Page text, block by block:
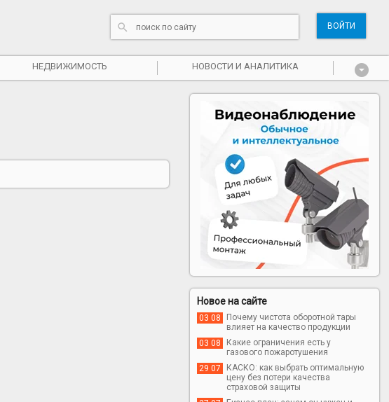
ВОЙТИ
НЕДВИЖИМОСТЬ НОВОСТИ И АНАЛИТИКА
Новое на сайте
03 08
Почему чистота оборотной тары
влияет на качество продукции
03 08
Какие ограничения есть у
газового пожаротушения
29 07
КАСКО: как выбрать оптимальную
цену без потери качества
страховой защиты